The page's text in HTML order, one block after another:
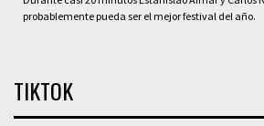
probablemente pueda ser el mejor festival del año.
TIKTOK